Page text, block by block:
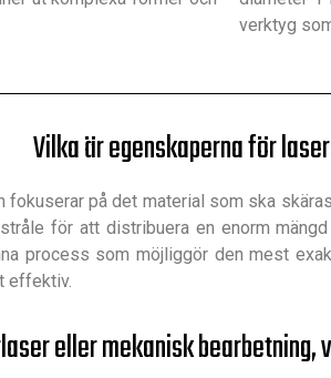
verktyg
Vilka är egenskaperna för
på det material som ska
för att distribuera en enorm
process som möjliggör den mest
effektiv.
eller mekanisk bearbetning,